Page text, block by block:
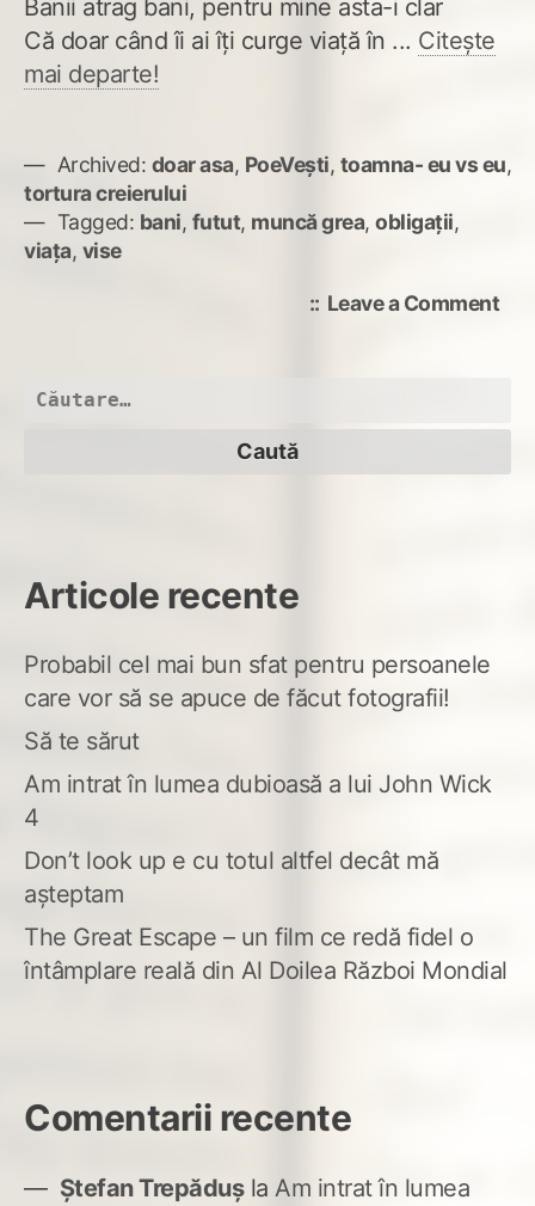
Banii atrag bani, pentru mine asta-i clar
Că doar când îi ai îți curge viață în ... Citește
mai departe!
Archived: doar asa, PoeVești, toamna- eu vs eu,
tortura creierului
Tagged: bani, futut, muncă grea, obligații,
viața, vise
Leave a Commenton
Caută
Articole recente
Probabil cel mai bun sfat pentru persoanele
care vor să se apuce de făcut fotografii!
Să te sărut
Am intrat în lumea dubioasă a lui John Wick
4
Don’t look up e cu totul altfel decât mă
așteptam
The Great Escape – un film ce redă fidel o
întâmplare reală din Al Doilea Război Mondial
Comentarii recente
Ștefan Trepădușla Am intrat în lumea